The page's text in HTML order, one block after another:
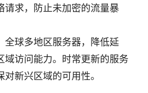
请求，防止未加密的流量暴
全球多地区服务器，降低延
域访问能力。时常更新的服务
新兴区域的可用性。